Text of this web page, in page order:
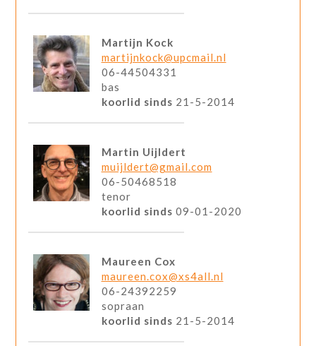
Martijn Kock
martijnkock@upcmail.nl
06-44504331
bas
koorlid sinds 21-5-2014
Martin Uijldert
muijldert@gmail.com
06-50468518
tenor
koorlid sinds 09-01-2020
Maureen Cox
maureen.cox@xs4all.nl
06-24392259
sopraan
koorlid sinds 21-5-2014